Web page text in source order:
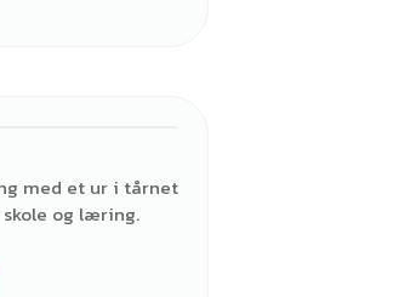
med et ur i tårnet
og læring.